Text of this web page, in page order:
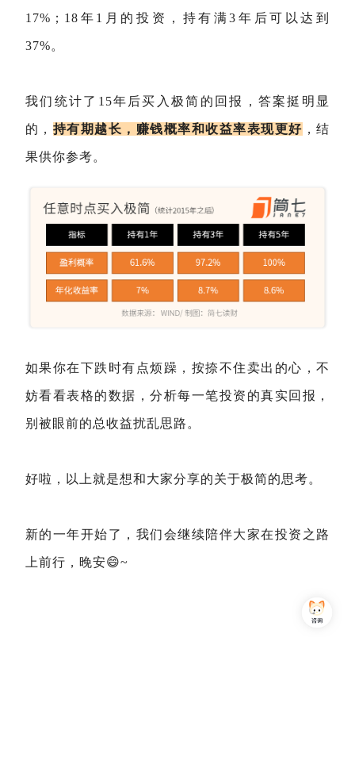
17%； 18年1月的投资，持有满3年后可以达到
37%。
我们统计了15年后买入极简的回报，答案挺明显
的， 持有期越长，赚钱概率和收益率表现更好 ，结
果供你参考。
如果你在下跌时有点烦躁，按捺不住卖出的心，不
妨看看表格的数据，分析每一笔投资的真实回报，
别被眼前的总收益扰乱思路。
好啦，以上就是想和大家分享的关于极简的思考。
新的一年开始了，我们会继续陪伴大家在投资之路
上前行， 晚安😄~